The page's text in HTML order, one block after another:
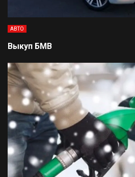
АВТО
Выкуп БМВ